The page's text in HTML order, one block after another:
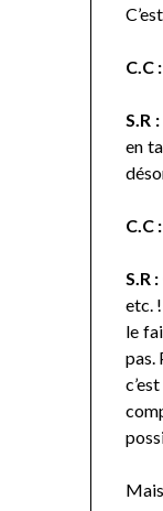
C.C
S.R :
en
C.C
S.R :
etc.
le
pas.